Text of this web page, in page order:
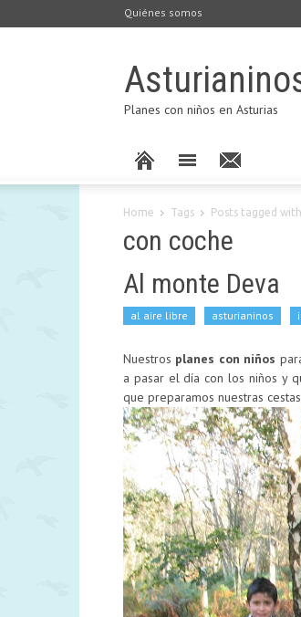
Quiénes somos
Planes con niños en Asturias
Home Tags Posts tagged
con coche
Al monte Deva
al aire libre asturianinos
Nuestros planes con niños
a pasar el día con los niños y
que preparamos nuestras